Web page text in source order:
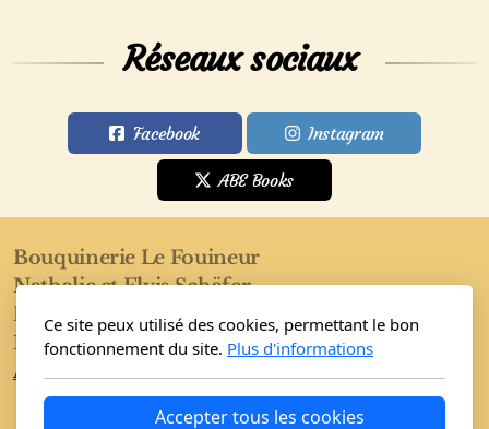
Réseaux sociaux
Facebook Instagram
ABE Books
Bouquinerie Le Fouineur
Nathalie et Elvis Schäfer
Rue de l'Eglise 40
1955 Saint-Pierre-de-Clages
Accueil
Ce site peux utilisé des cookies, permettant le bon
fonctionnement du site. Plus d'informations
Accepter tous les cookies